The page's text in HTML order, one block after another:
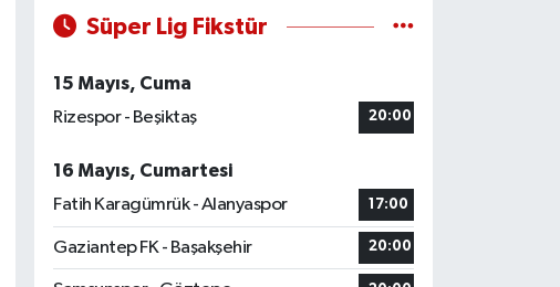
Süper Lig Fikstür
15 Mayıs, Cuma
Rizespor - Beşiktaş
20:00
16 Mayıs, Cumartesi
Fatih Karagümrük - Alanyaspor
17:00
Gaziantep FK - Başakşehir 20:00